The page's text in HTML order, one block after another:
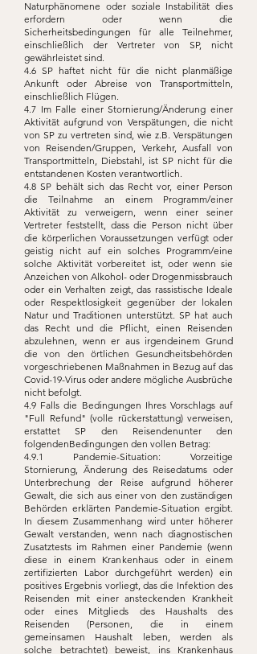
Naturphänomene oder soziale Instabilität dies
erfordern oder wenn die
Sicherheitsbedingungen für alle Teilnehmer,
einschließlich der Vertreter von SP, nicht
gewährleistet sind.
4.6 SP haftet nicht für die nicht planmäßige
Ankunft oder Abreise von Transportmitteln,
einschließlich Flügen.
4.7 Im Falle einer Stornierung/Änderung einer
Aktivität aufgrund von Verspätungen, die nicht
von SP zu vertreten sind, wie z.B. Verspätungen
von Reisenden/Gruppen, Verkehr, Ausfall von
Transportmitteln, Diebstahl, ist SP nicht für die
entstandenen Kosten verantwortlich.
4.8 SP behält sich das Recht vor, einer Person
die Teilnahme an einem Programm/einer
Aktivität zu verweigern, wenn einer seiner
Vertreter feststellt, dass die Person nicht über
die körperlichen Voraussetzungen verfügt oder
geistig nicht auf ein solches Programm/eine
solche Aktivität vorbereitet ist, oder wenn sie
Anzeichen von Alkohol- oder Drogenmissbrauch
oder ein Verhalten zeigt, das rassistische Ideale
oder Respektlosigkeit gegenüber der lokalen
Natur und Traditionen unterstützt. SP hat auch
das Recht und die Pflicht, einen Reisenden
abzulehnen, wenn er aus irgendeinem Grund
die von den örtlichen Gesundheitsbehörden
vorgeschriebenen Maßnahmen in Bezug auf das
Covid-19-Virus oder andere mögliche Ausbrüche
nicht befolgt.
4.9 Falls die Bedingungen Ihres Vorschlags auf
"Full Refund" (volle rückerstattung) verweisen,
erstattet SP den Reisendenunter den
folgendenBedingungen den vollen Betrag:
4.9.1 Pandemie-Situation: Vorzeitige
Stornierung, Änderung des Reisedatums oder
Unterbrechung der Reise aufgrund höherer
Gewalt, die sich aus einer von den zuständigen
Behörden erklärten Pandemie-Situation ergibt.
In diesem Zusammenhang wird unter höherer
Gewalt verstanden, wenn nach diagnostischen
Zusatztests im Rahmen einer Pandemie (wenn
diese in einem Krankenhaus oder in einem
zertifizierten Labor durchgeführt werden) ein
positives Ergebnis vorliegt, das die Infektion des
Reisenden mit einer ansteckenden Krankheit
oder eines Mitglieds des Haushalts des
Reisenden (Personen, die in einem
gemeinsamen Haushalt leben, werden als
solche betrachtet) beweist, ins Krankenhaus